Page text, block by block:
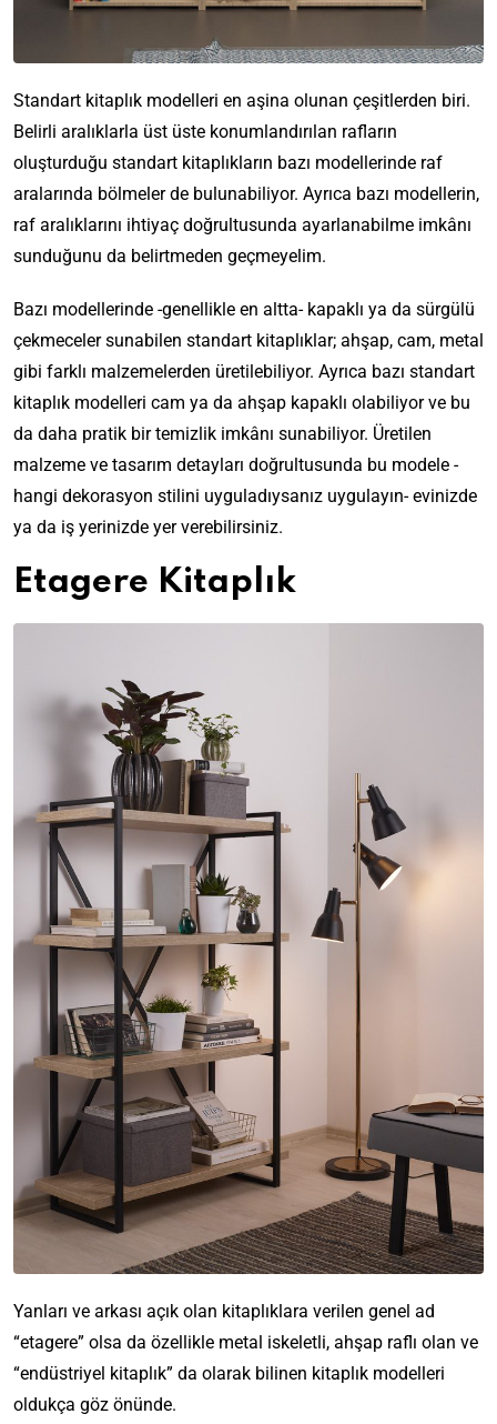
Standart kitaplık modelleri en aşina olunan çeşitlerden biri.
Belirli aralıklarla üst üste konumlandırılan rafların
oluşturduğu standart kitaplıkların bazı modellerinde raf
aralarında bölmeler de bulunabiliyor. Ayrıca bazı modellerin,
raf aralıklarını ihtiyaç doğrultusunda ayarlanabilme imkânı
sunduğunu da belirtmeden geçmeyelim.
Bazı modellerinde -genellikle en altta- kapaklı ya da sürgülü
çekmeceler sunabilen standart kitaplıklar; ahşap, cam, metal
gibi farklı malzemelerden üretilebiliyor. Ayrıca bazı standart
kitaplık modelleri cam ya da ahşap kapaklı olabiliyor ve bu
da daha pratik bir temizlik imkânı sunabiliyor. Üretilen
malzeme ve tasarım detayları doğrultusunda bu modele -
hangi dekorasyon stilini uyguladıysanız uygulayın- evinizde
ya da iş yerinizde yer verebilirsiniz.
Etagere Kitaplık
Yanları ve arkası açık olan kitaplıklara verilen genel ad
“etagere” olsa da özellikle metal iskeletli, ahşap raflı olan ve
“endüstriyel kitaplık” da olarak bilinen kitaplık modelleri
oldukça göz önünde.